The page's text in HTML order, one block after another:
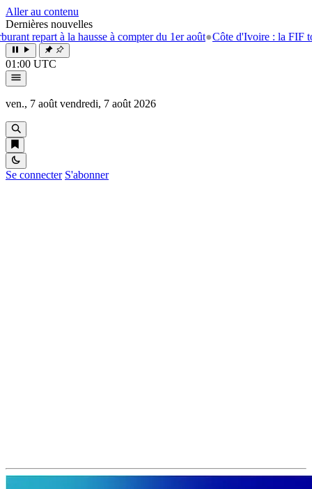
Aller au contenu
Dernières nouvelles
à la hausse à compter du 1er août●Côte d'Ivoire : la FIF tourne
01:00 UTC
ven., 7 août vendredi, 7 août 2026
Se connecter S'abonner